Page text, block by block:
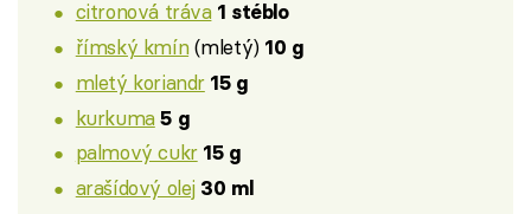
citronová tráva 1 stéblo
římský kmín(mletý) 10 g
mletý koriandr 15 g
kurkuma 5 g
palmový cukr 15 g
arašídový olej 30 ml